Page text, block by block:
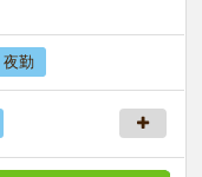
夜勤